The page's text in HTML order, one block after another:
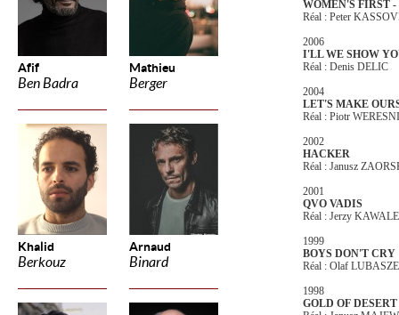
Afif
Ben Badra
Mathieu
Berger
Khalid
Berkouz
Arnaud
Binard
WOMEN'S FIRST -
Réal : Peter
2006
I'LL WE SHOW
Réal : Denis DELIC
2004
LET'S MAKE
Réal : Piotr
2002
HACKER
Réal : Janusz
2001
QVO VADIS
Réal : Jerzy
1999
BOYS DON'T CRY
Réal : Olaf
1998
GOLD OF